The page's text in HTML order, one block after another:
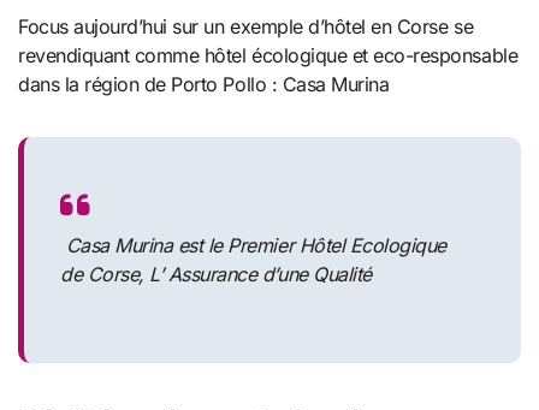
Focus aujourd’hui sur un exemple d’hôtel en Corse se
revendiquant comme hôtel écologique et eco-responsable
dans la région de Porto Pollo : Casa Murina
Casa Murina est le Premier Hôtel Ecologique
de Corse, L’ Assurance d’une Qualité